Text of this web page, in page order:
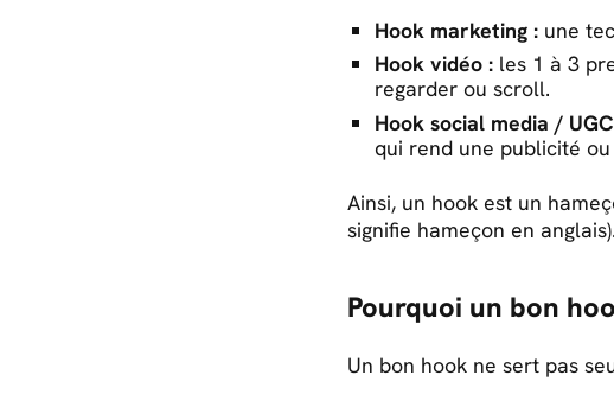
Hook marketing : une
Hook vidéo : les 1 à 3
regarder ou scroll.
Hook social media /
qui rend une publicité
Ainsi, un hook est un
signifie hameçon en anglais).
Pourquoi un bon
Un bon hook ne sert pas